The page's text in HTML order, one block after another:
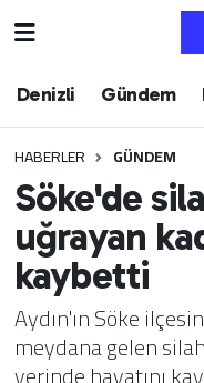
Denizli Gündem
HABERLER GÜNDEM
Söke'de
uğrayan
kaybetti
Aydın'ın Söke
meydana gelen
Denizli
Gündem
Ekonomi
Dünya
Spor
Magazin
Hava Durumu
Trafik Durumu
Puan Durumu
Tüm Manşetler
Son Dakika
Haber Arşivi